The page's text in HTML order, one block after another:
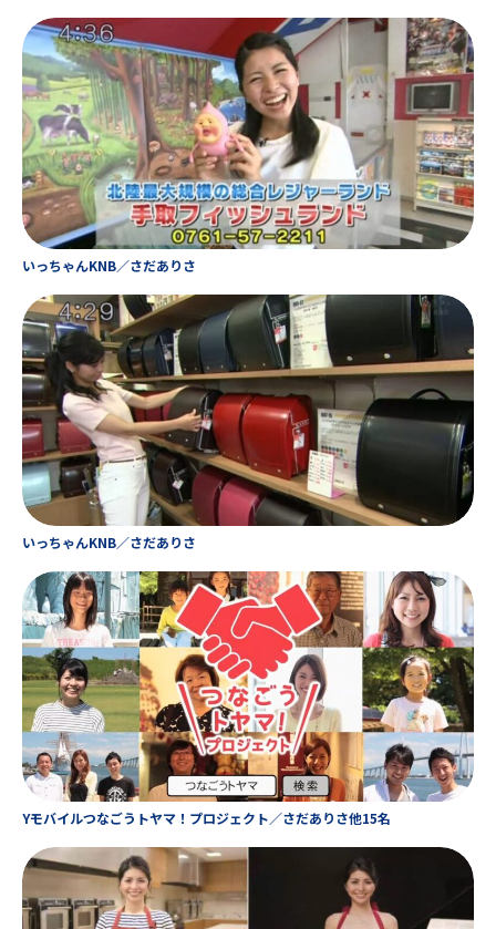
いっちゃんKNB／さだありさ
いっちゃんKNB／さだありさ
Yモバイルつなごうトヤマ！プロジェクト／さだありさ他15名